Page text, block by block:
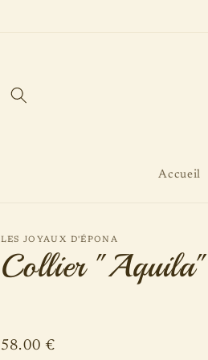
Accueil
LES JOYAUX D'ÉPONA
Collier "Aquila"
Prix
58.00 €